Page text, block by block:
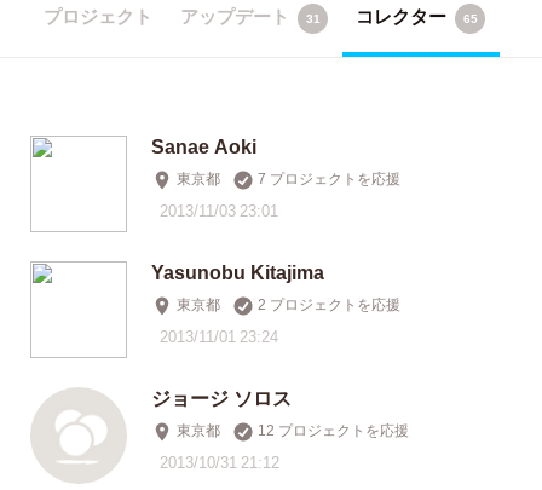
プロジェクト アップデート 31 コレクター 65
Sanae Aoki
東京都 7 プロジェクトを応援
2013/11/03 23:01
Yasunobu Kitajima
東京都 2 プロジェクトを応援
2013/11/01 23:24
ジョージ ソロス
東京都 12 プロジェクトを応援
2013/10/31 21:12